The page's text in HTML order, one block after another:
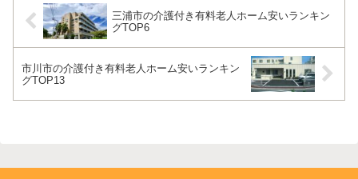
三浦市の介護付き有料老人ホーム安いランキン
グTOP6
市川市の介護付き有料老人ホーム安いランキン
グTOP13